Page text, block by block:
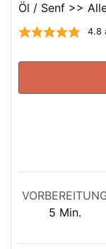
Öl / Senf >>
4.8
5 Minuten
Min.